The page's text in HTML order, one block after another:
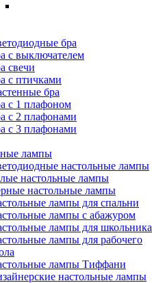
бра
с выключателем
свечи
с птичками
бра
с 1 плафоном
с 2 плафонами
с 3 плафонами
лампы
настольные лампы
настольные лампы
настольные лампы
лампы для спальни
лампы с абажуром
лампы для школьника
лампы для рабочего
лампы Тиффани
настольные лампы